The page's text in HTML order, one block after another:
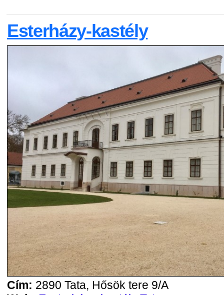
Esterházy-kastély
Cím: 2890 Tata, Hősök tere 9/A